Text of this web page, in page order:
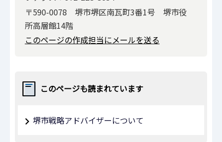
〒590-0078 堺市堺区南瓦町3番1号 堺市役
所高層館14階
このページの作成担当にメールを送る
このページも読まれています
堺市戦略アドバイザーについて